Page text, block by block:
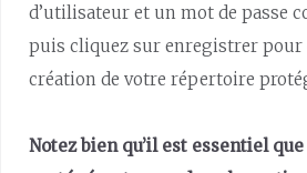
d’utilisateur et un mot de passe
puis cliquez sur enregistrer
création de votre répertoire
Notez bien qu’il est essentiel